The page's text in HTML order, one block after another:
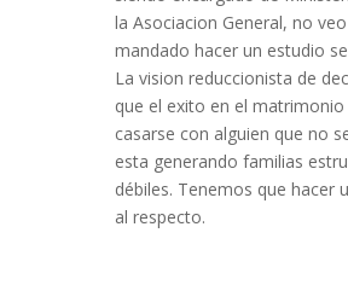
la Asociacion General, no
mandado hacer un estudio
La vision reduccionista de
que el exito en el matrimonio
casarse con alguien que no
esta generando familias
débiles. Tenemos que hacer
al respecto.